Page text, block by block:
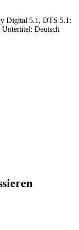
Digital 5.1, DTS 5.1:
Deutsch